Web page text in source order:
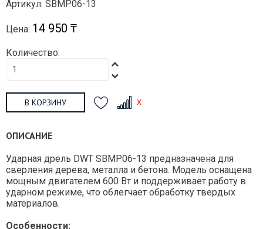
Артикул: SBMP06-13
Цена: 14 950 ₸
Количество:
В КОРЗИНУ
ОПИСАНИЕ
Ударная дрель DWT SBMP06-13 предназначена для
сверления дерева, металла и бетона. Модель оснащена
мощным двигателем 600 Вт и поддерживает работу в
ударном режиме, что облегчает обработку твердых
материалов.
Особенности: